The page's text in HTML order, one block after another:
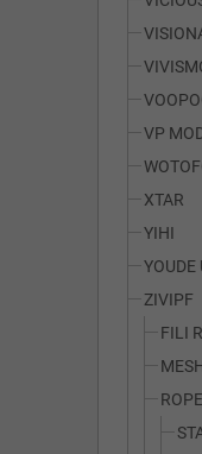
VP
XTAR
YIHI
YOUDE
ZIVIPF
FILI
ROPE